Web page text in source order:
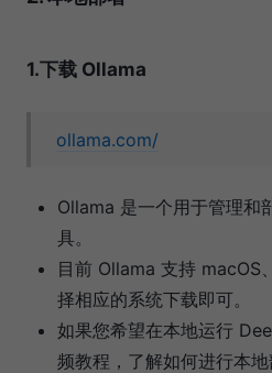
1.下载 Ollama
ollama.com/
Ollama 是一个用于管理和
具。
目前 Ollama 支持 macOS
择相应的系统下载即可。
如果您希望在本地运行
频教程，了解如何进行本地